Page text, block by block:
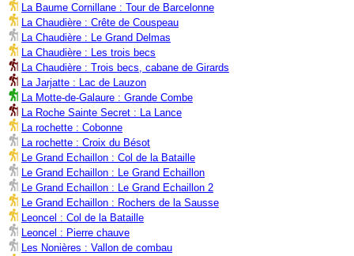
La Baume Cornillane : Tour de Barcelonne
La Chaudière : Crête de Couspeau
La Chaudière : Le Grand Delmas
La Chaudière : Les trois becs
La Chaudière : Trois becs, cabane de Girards
La Jarjatte : Lac de Lauzon
La Motte-de-Galaure : Grande Combe
La Roche Sainte Secret : La Lance
La rochette : Cobonne
La rochette : Croix du Bésot
Le Grand Echaillon : Col de la Bataille
Le Grand Echaillon : Le Grand Echaillon
Le Grand Echaillon : Le Grand Echaillon 2
Le Grand Echaillon : Rochers de la Sausse
Leoncel : Col de la Bataille
Leoncel : Pierre chauve
Les Nonières : Vallon de combau